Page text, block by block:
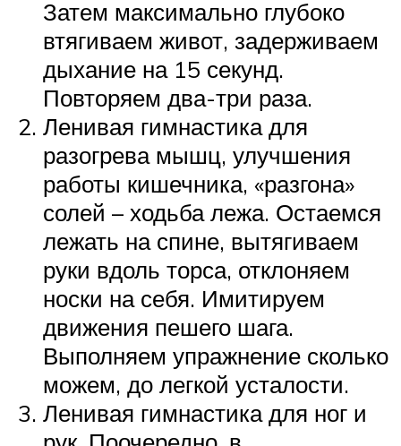
Затем максимально глубоко
втягиваем живот, задерживаем
дыхание на 15 секунд.
Повторяем два-три раза.
Ленивая гимнастика для
разогрева мышц, улучшения
работы кишечника, «разгона»
солей – ходьба лежа. Остаемся
лежать на спине, вытягиваем
руки вдоль торса, отклоняем
носки на себя. Имитируем
движения пешего шага.
Выполняем упражнение сколько
можем, до легкой усталости.
Ленивая гимнастика для ног и